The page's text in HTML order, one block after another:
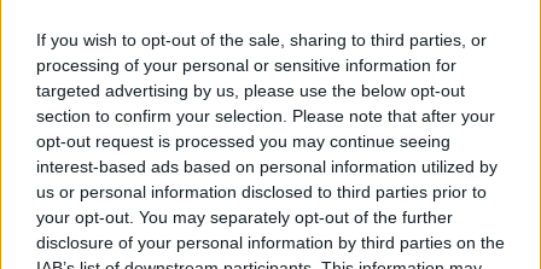
If you wish to opt-out of the sale, sharing to third parties, or
processing of your personal or sensitive information for
targeted advertising by us, please use the below opt-out
section to confirm your selection. Please note that after your
opt-out request is processed you may continue seeing
interest-based ads based on personal information utilized by
us or personal information disclosed to third parties prior to
your opt-out. You may separately opt-out of the further
disclosure of your personal information by third parties on the
Το 2009 στα πλαίσια του έτους Γιάννης Ρίτσος
συμμετέχει σε συναυλίες αφιερωμένες στον
μεγάλο ποιητή (Μονεμβασιά, Έκθεση Θεσ/νίκης,
Νίκαια, Κορυδαλλός, Ελληνικό, Ψυχικό,
Μύκονος, Κροκεές, Γύθειο) μαζί με την Εύα
Κοταμανίδου και τον σολιστ Χρήστο